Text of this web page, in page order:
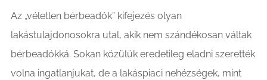
Az „véletlen bérbeadók” kifejezés olyan
lakástulajdonosokra utal, akik nem szándékosan váltak
bérbeadókká. Sokan közülük eredetileg eladni szerették
volna ingatlanjukat, de a lakáspiaci nehézségek, mint